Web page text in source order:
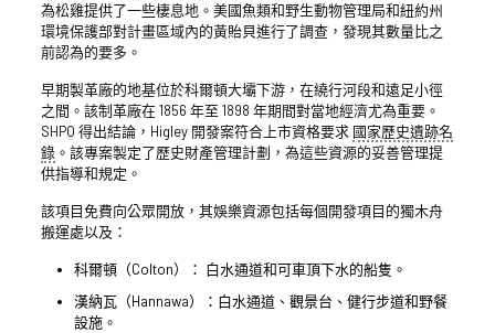
為松雞提供了一些棲息地。美國魚類和野生動物管理局和紐約州
環境保護部對計畫區域內的黃貽貝進行了調查，發現其數量比之
前認為的要多。
早期製革廠的地基位於科爾頓大壩下游，在繞行河段和遠足小徑
之間。該制革廠在 1856 年至 1898 年期間對當地經濟尤為重要。
SHPO 得出結論，Higley 開發案符合上市資格要求 國家歷史遺跡名
錄。該專案製定了歷史財產管理計劃，為這些資源的妥善管理提
供指導和規定。
該項目免費向公眾開放，其娛樂資源包括每個開發項目的獨木舟
搬運處以及：
科爾頓（Colton）： 白水通道和可車頂下水的船隻。
漢納瓦（Hannawa）：白水通道、觀景台、健行步道和野餐
設施。